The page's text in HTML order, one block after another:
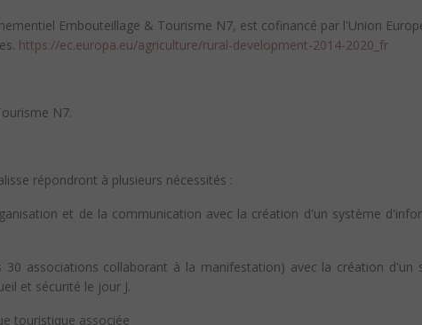
Embouteillage & Tourisme N7, est cofinancé par l'Union
https://ec.europa.eu/agriculture/rural-development-2014-2020_fr
N7.
répondront à plusieurs nécessités :
et de la communication avec la création d'un système
associations collaborant à la manifestation) avec la création
et sécurité le jour J.
touristique associée